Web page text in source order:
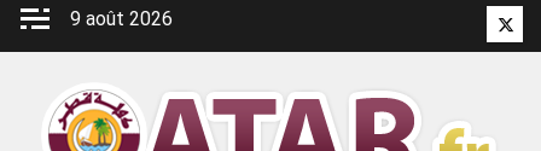
Aller
9 août 2026